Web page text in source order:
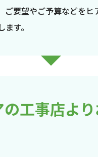
ご要望やご予算などをヒ
す。
工事店よ